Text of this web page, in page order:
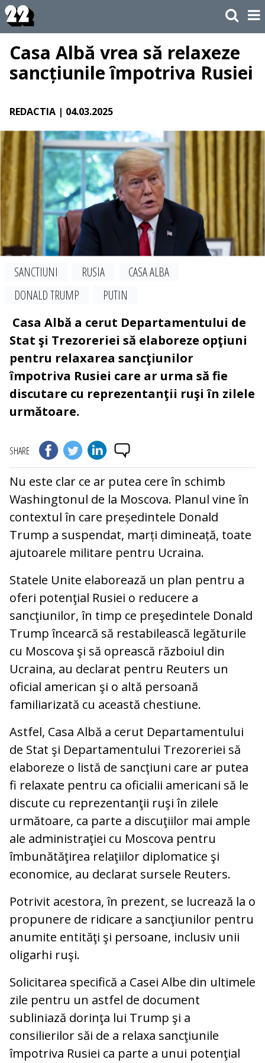
Casa Albă vrea să relaxeze
sancțiunile împotriva Rusiei
REDACTIA | 04.03.2025
SANCTIUNI RUSIA
CASA ALBA
DONALD TRUMP
PUTIN
Casa Albă a cerut Departamentului de
Stat şi Trezoreriei să elaboreze opţiuni
pentru relaxarea sancţiunilor
împotriva Rusiei care ar urma să fie
discutare cu reprezentanţii ruşi în zilele
următoare.
SHARE
Nu este clar ce ar putea cere în schimb
Washingtonul de la Moscova. Planul vine în
contextul în care președintele Donald
Trump a suspendat, marți dimineață, toate
ajutoarele militare pentru Ucraina.
Statele Unite elaborează un plan pentru a
oferi potenţial Rusiei o reducere a
sancţiunilor, în timp ce preşedintele Donald
Trump încearcă să restabilească legăturile
cu Moscova şi să oprească războiul din
Ucraina, au declarat pentru Reuters un
oficial american şi o altă persoană
familiarizată cu această chestiune.
Astfel, Casa Albă a cerut Departamentului
de Stat şi Departamentului Trezoreriei să
elaboreze o listă de sancţiuni care ar putea
fi relaxate pentru ca oficialii americani să le
discute cu reprezentanţii ruşi în zilele
următoare, ca parte a discuţiilor mai ample
ale administraţiei cu Moscova pentru
îmbunătăţirea relaţiilor diplomatice şi
economice, au declarat sursele Reuters.
Potrivit acestora, în prezent, se lucrează la o
propunere de ridicare a sancţiunilor pentru
anumite entităţi şi persoane, inclusiv unii
oligarhi ruşi.
Solicitarea specifică a Casei Albe din ultimele
zile pentru un astfel de document
subliniază dorinţa lui Trump şi a
consilierilor săi de a relaxa sancţiunile
împotriva Rusiei ca parte a unui potenţial